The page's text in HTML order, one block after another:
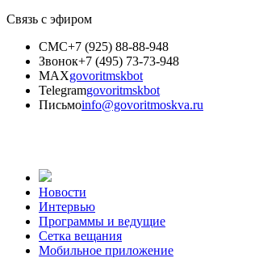
Связь с эфиром
СМС+7 (925) 88-88-948
Звонок+7 (495) 73-73-948
MAXgovoritmskbot
Telegramgovoritmskbot
Письмоinfo@govoritmoskva.ru
Новости
Интервью
Программы и ведущие
Сетка вещания
Мобильное приложение